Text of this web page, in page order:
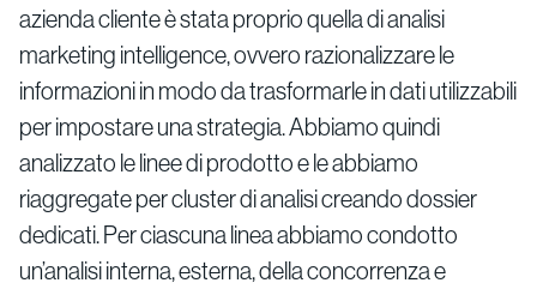
azienda cliente è stata proprio quella di analisi
marketing intelligence, ovvero razionalizzare le
informazioni in modo da trasformarle in dati utilizzabili
per impostare una strategia. Abbiamo quindi
analizzato le linee di prodotto e le abbiamo
riaggregate per cluster di analisi creando dossier
dedicati. Per ciascuna linea abbiamo condotto
un’analisi interna, esterna, della concorrenza e